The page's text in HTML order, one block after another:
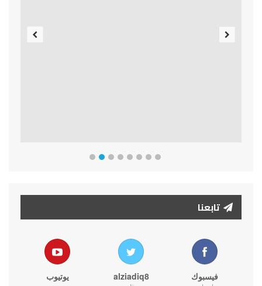
تابعنا
فيسبوك alziadiq8 يوتيوب